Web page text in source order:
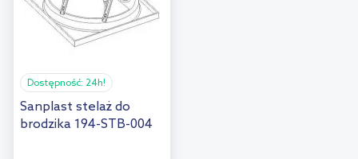
Dostępność: 24h!
Sanplast stelaż do
brodzika 194-STB-004